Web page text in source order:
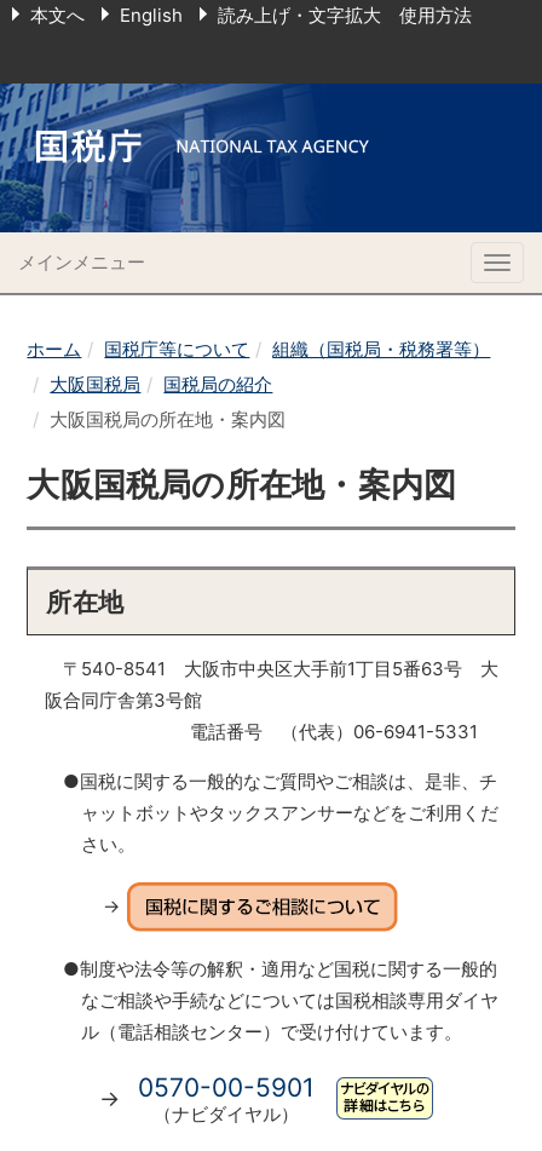
本文へ English 読み上げ・文字拡大 使用方法
メインメニュー
ホーム 国税庁等について
組織（国税局・税務署等）
大阪国税局
国税局の紹介
大阪国税局の所在地・案内図
大阪国税局の所在地・案内図
所在地
〒540-8541 大阪市中央区大手前1丁目5番63号 大
阪合同庁舎第3号館
電話番号 （代表）06-6941-5331
●国税に関する一般的なご質問やご相談は、是非、チ
ャットボットやタックスアンサーなどをご利用くだ
さい。
→
●制度や法令等の解釈・適用など国税に関する一般的
なご相談や手続などについては国税相談専用ダイヤ
ル（電話相談センター）で受け付けています。
→ 0570-00-5901
（ナビダイヤル）